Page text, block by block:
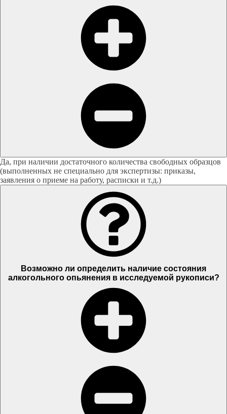
Да, при наличии достаточного количества свободных образцов
(выполненных не специально для экспертизы: приказы,
заявления о приеме на работу, расписки и т.д.)
Возможно ли определить наличие состояния
алкогольного опьянения в исследуемой рукописи?